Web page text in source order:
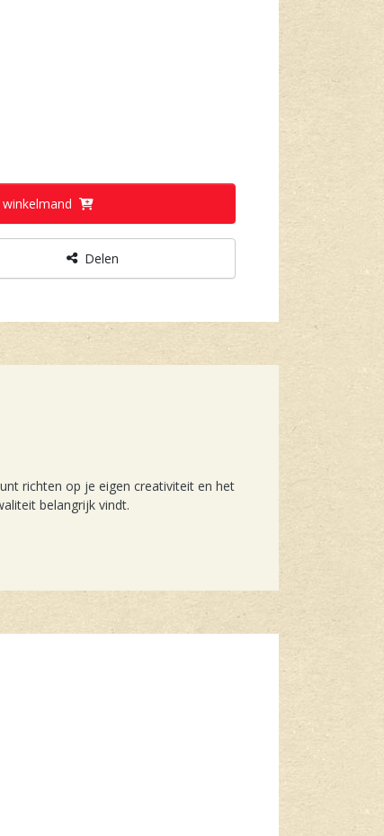
winkelmand
Delen
richten op je eigen creativiteit en het
belangrijk vindt.